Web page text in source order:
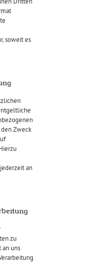
soweit es
Zweck
an
zu
an uns